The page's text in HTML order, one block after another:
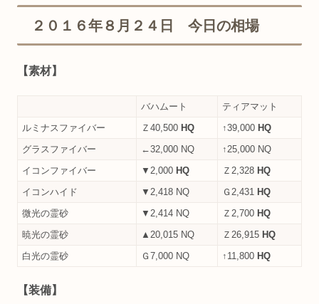
２０１６年８月２４日 今日の相場
【素材】
バハムート
ティアマット
ルミナスファイバー
Ｚ40,500 HQ ↑39,000 HQ
グラスファイバー
←32,000 NQ
↑25,000 NQ
イコンファイバー
▼2,000 HQ Ｚ2,328 HQ
イコンハイド
▼2,418 NQ Ｇ2,431 HQ
微光の霊砂
▼2,414 NQ Ｚ2,700 HQ
暁光の霊砂
▲20,015 NQ Ｚ26,915 HQ
白光の霊砂
Ｇ7,000 NQ ↑11,800 HQ
【装備】